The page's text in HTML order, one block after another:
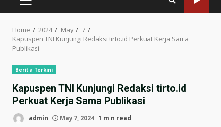
PRIMARY
Home 2024 May
7
Kapuspen TNI Kunjungi Redaksi tirto.id Perkuat Kerja Sama
Publikasi
Berita Terkini
Kapuspen TNI Kunjungi Redaksi tirto.id
Perkuat Kerja Sama Publikasi
admin May 7, 2024 1 min read